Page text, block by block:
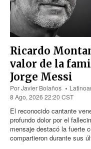
Ricardo
valor de la
Jorge Messi
PorJavier Bolaños
8 Ago, 2026 22:20 CST
El reconocido cantante
profundo dolor por el
mensaje destacó la fuerte
compartieron durante sus